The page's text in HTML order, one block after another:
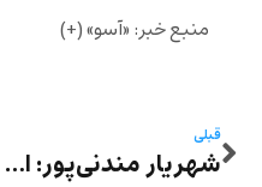
منبع خبر: «آسو» (+)
قبلی
شهریار مندنی‌پور: ادبیات زخمی ایران در حکومت اسلامی، سرکوب‌ها و خلاقیت‌ها- مقدمه‌ای در موقعیت ادبیات ایران در آستانه سالگرد قیام ژینا